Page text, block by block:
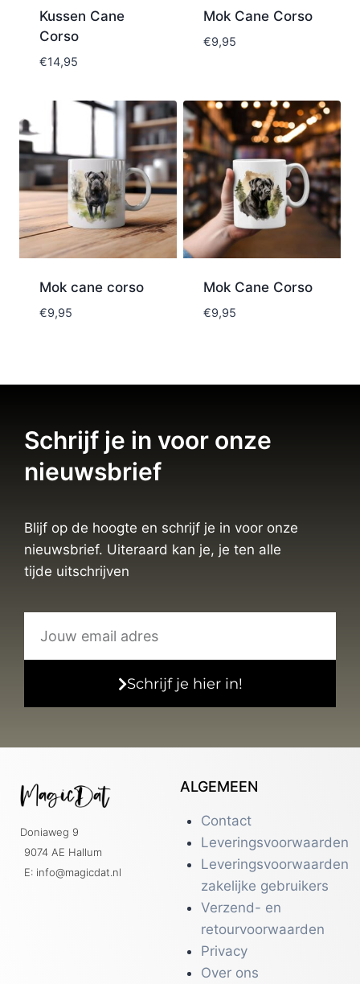
Kussen Cane
Corso
€14,95
Mok Cane Corso
€9,95
Mok cane corso
€9,95
Mok Cane Corso
€9,95
Schrijf je in voor onze
nieuwsbrief
Blijf op de hoogte en schrijf je in voor onze
nieuwsbrief. Uiteraard kan je, je ten alle
tijde uitschrijven
Schrijf je hier in!
Doniaweg 9
9074 AE Hallum
E: info@magicdat.nl
ALGEMEEN
Contact
Leveringsvoorwaarden
Leveringsvoorwaarden
zakelijke gebruikers
Verzend- en
retourvoorwaarden
Privacy
Over ons